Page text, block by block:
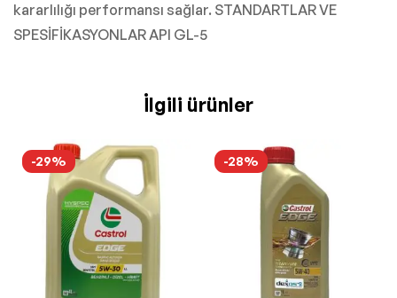
kararlılığı performansı sağlar. STANDARTLAR VE
SPESİFİKASYONLAR API GL-5
İlgili ürünler
-29% -28%